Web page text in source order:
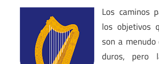
Los caminos
los objetivos
son a menudo
duros, pero